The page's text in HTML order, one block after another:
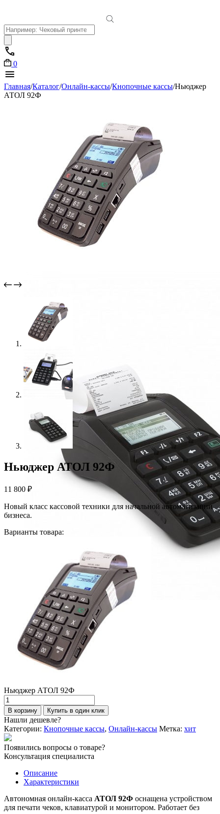
Поиск
товаров
0
Главная/Каталог/Онлайн-кассы/Кнопочные кассы/Ньюджер
АТОЛ 92Ф
Ньюджер АТОЛ 92Ф
11 800 ₽
Новый класс кассовой техники для начальной автоматизации
бизнеса.
Варианты товара:
Ньюджер АТОЛ 92Ф
Количество
товара
Ньюджер
АТОЛ
92Ф
В корзину Купить в один клик
Нашли дешевле?
Категории: Кнопочные кассы, Онлайн-кассы Метка: хит
Появились вопросы о товаре?
Консультация специалиста
Описание
Характеристики
Автономная онлайн-касса АТОЛ 92Ф оснащена устройством
для печати чеков, клавиатурой и монитором. Работает без